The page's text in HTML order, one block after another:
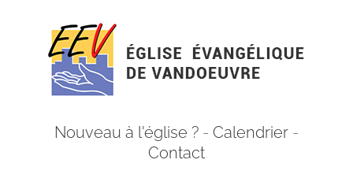
Nouveau à l'église ? - Calendrier -
Contact